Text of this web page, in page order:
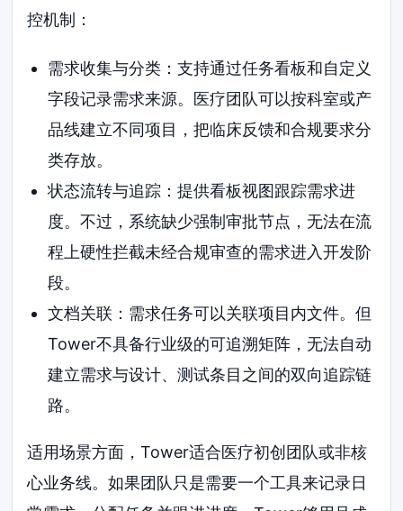
控机制：
需求收集与分类：支持通过任务看板和自定义
字段记录需求来源。医疗团队可以按科室或产
品线建立不同项目，把临床反馈和合规要求分
类存放。
状态流转与追踪：提供看板视图跟踪需求进
度。不过，系统缺少强制审批节点，无法在流
程上硬性拦截未经合规审查的需求进入开发阶
段。
文档关联：需求任务可以关联项目内文件。但
Tower不具备行业级的可追溯矩阵，无法自动
建立需求与设计、测试条目之间的双向追踪链
路。
适用场景方面，Tower适合医疗初创团队或非核
心业务线。如果团队只是需要一个工具来记录日